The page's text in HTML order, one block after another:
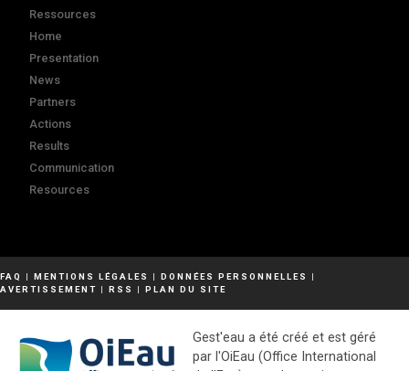
Ressources
Home
Presentation
News
Partners
Actions
Results
Communication
Resources
FAQ | MENTIONS LÉGALES | DONNÉES PERSONNELLES
|
AVERTISSEMENT | RSS | PLAN DU SITE
Gest'eau a été créé et est géré
par l'OiEau (Office International